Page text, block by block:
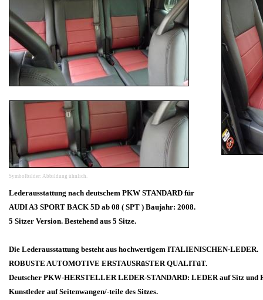
Symbolbilder: Abbildung ühnlich.
Lederausstattung nach deutschem PKW STANDARD für
AUDI A3 SPORT BACK 5D ab 08 ( SPT ) Baujahr: 2008.
5 Sitzer Version. Bestehend aus 5 Sitze.
Die Lederausstattung besteht aus hochwertigem ITALIENISCHEN-LEDER.
ROBUSTE AUTOMOTIVE ERSTAUSRüSTER QUALITüT.
Deutscher PKW-HERSTELLER LEDER-STANDARD: LEDER auf Sitz und
Kunstleder auf Seitenwangen/-teile des Sitzes.